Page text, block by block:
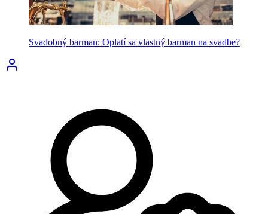
Svadobný barman: Oplatí sa vlastný barman na svadbe?